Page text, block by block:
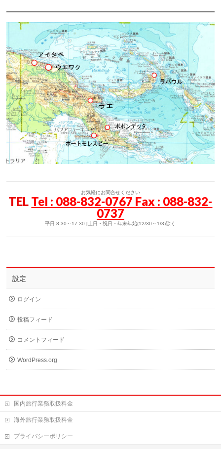
お気軽にお問合せください
TEL Tel : 088-832-0767 Fax : 088-832-
0737
平日 8:30～17:30 [土日・祝日・年末年始(12/30～1/3)除く
設定
ログイン
投稿フィード
コメントフィード
WordPress.org
国内旅行業務取扱料金
海外旅行業務取扱料金
プライバシーポリシー